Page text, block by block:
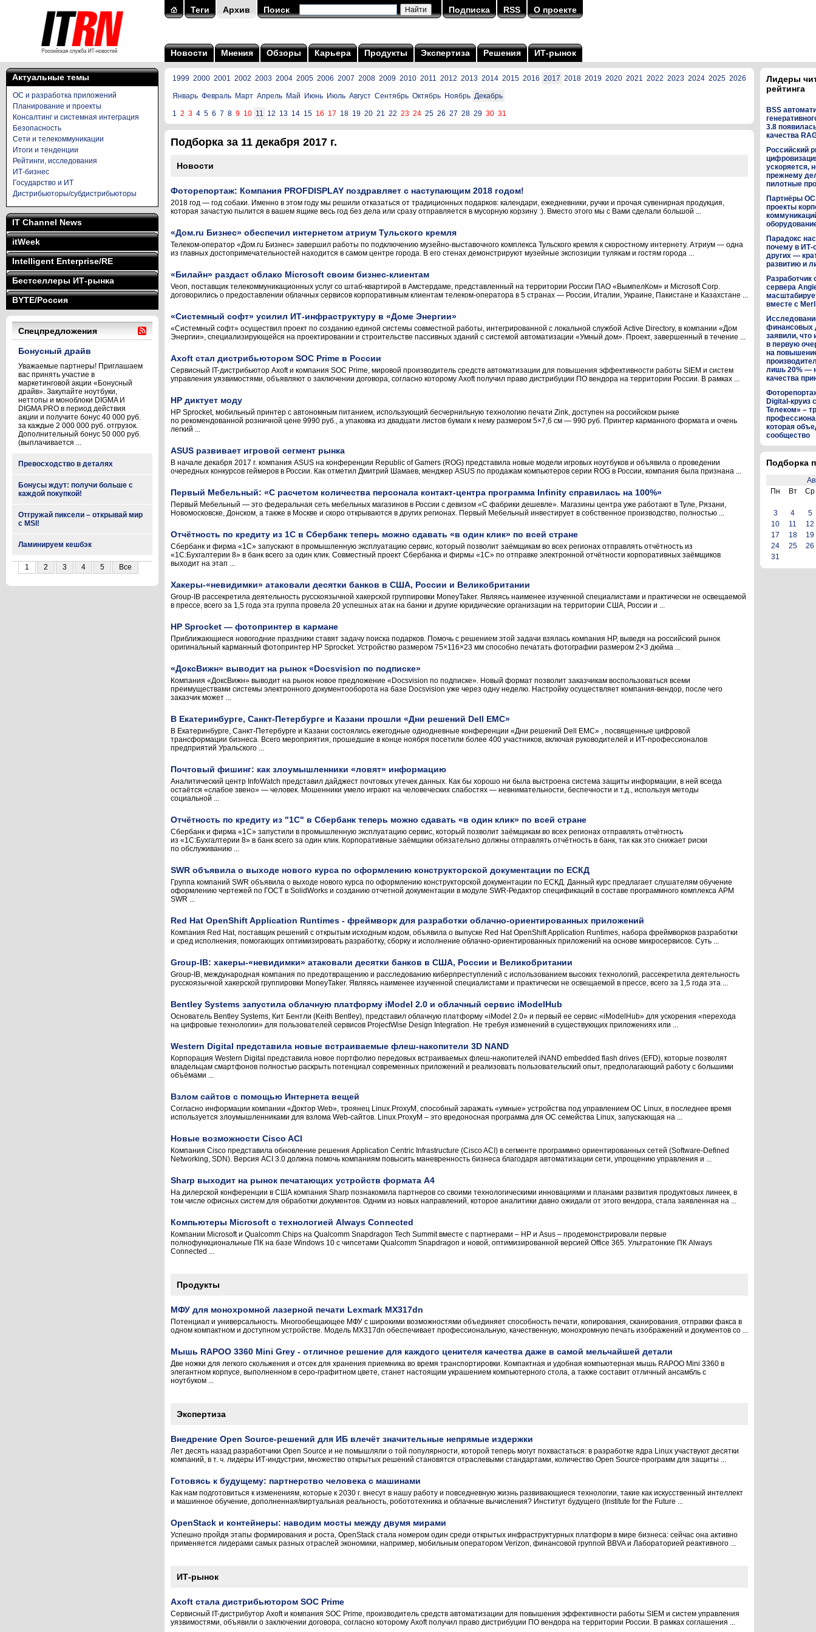
Теги Архив Поиск Подписка RSS О проекте
Новости Мнения Обзоры Карьера Продукты Экспертиза Решения ИТ-рынок
Актуальные темы
ОС и разработка приложений
Планирование и проекты
Консалтинг и системная интеграция
Безопасность
Сети и телекоммуникации
Итоги и тенденции
Рейтинги, исследования
ИТ-бизнес
Государство и ИТ
Дистрибьюторы/субдистрибьюторы
IT Channel News
itWeek
Intelligent Enterprise/RE
Бестселлеры ИТ-рынка
BYTE/Россия
Спецпредложения
Бонусный драйв
Уважаемые партнеры! Приглашаем
вас принять участие в
маркетинговой акции «Бонусный
драйв». Закупайте ноутбуки,
неттопы и моноблоки DIGMA И
DIGMA PRO в период действия
акции и получите бонус 40 000 руб.
за каждые 2 000 000 руб. отгрузок.
Дополнительный бонус 50 000 руб.
(выплачивается ...
Превосходство в деталях
Бонусы ждут: получи больше с
каждой покупкой!
Отгружай пиксели – открывай мир
с MSI!
Ламинируем кешбэк
1 2 3 4 5 Все
1999 2000 2001 2002 2003 2004 2005 2006 2007 2008 2009 2010 2011 2012 2013 2014 2015 2016 2017 2018 2019 2020 2021 2022 2023 2024 2025 2026
Январь Февраль Март Апрель Май Июнь Июль Август Сентябрь Октябрь Ноябрь Декабрь
1 2 3 4 5 6 7 8 9 10 11 12 13 14 15 16 17 18 19 20 21 22 23 24 25 26 27 28 29 30 31
Подборка за 11 декабря 2017 г.
Новости
Фоторепортаж: Компания PROFDISPLAY поздравляет с наступающим 2018 годом!
2018 год — год собаки. Именно в этом году мы решили отказаться от традиционных подарков: календари, ежедневники, ручки и прочая сувенирная продукция,
которая зачастую пылится в вашем ящике весь год без дела или сразу отправляется в мусорную корзину :). Вместо этого мы с Вами сделали большой ...
«Дом.ru Бизнес» обеспечил интернетом атриум Тульского кремля
Телеком-оператор «Дом.ru Бизнес» завершил работы по подключению музейно-выставочного комплекса Тульского кремля к скоростному интернету. Атриум — одна
из главных достопримечательностей находится в самом центре города. В его стенах демонстрируют музейные экспозиции тулякам и гостям города ...
«Билайн» раздаст облако Microsoft своим бизнес-клиентам
Veon, поставщик телекоммуникационных услуг со штаб-квартирой в Амстердаме, представленный на территории России ПАО «ВымпелКом» и Microsoft Corp.
договорились о предоставлении облачных сервисов корпоративным клиентам телеком-оператора в 5 странах — России, Италии, Украине, Пакистане и Казахстане ...
«Системный софт» усилил ИТ-инфраструктуру в «Доме Энергии»
«Системный софт» осуществил проект по созданию единой системы совместной работы, интегрированной с локальной службой Active Directory, в компании «Дом
Энергии», специализирующейся на проектировании и строительстве пассивных зданий с системой автоматизации «Умный дом». Проект, завершенный в течение ...
Axoft стал дистрибьютором SOC Prime в России
Сервисный IT-дистрибьютор Axoft и компания SOC Prime, мировой производитель средств автоматизации для повышения эффективности работы SIEM и систем
управления уязвимостями, объявляют о заключении договора, согласно которому Axoft получил право дистрибуции ПО вендора на территории России. В рамках ...
НР диктует моду
HP Sprocket, мобильный принтер с автономным питанием, использующий бесчернильную технологию печати Zink, доступен на российском рынке
по рекомендованной розничной цене 9990 руб., а упаковка из двадцати листов бумаги к нему размером 5×7,6 см — 990 руб. Принтер карманного формата и очень
легкий ...
ASUS развивает игровой сегмент рынка
В начале декабря 2017 г. компания ASUS на конференции Republic of Gamers (ROG) представила новые модели игровых ноутбуков и объявила о проведении
очередных конкурсов геймеров в России. Как отметил Дмитрий Шамаев, менджер ASUS по продажам компьютеров серии ROG в России, компания была признана ...
Первый Мебельный: «С расчетом количества персонала контакт-центра программа Infinity справилась на 100%»
Первый Мебельный — это федеральная сеть мебельных магазинов в России с девизом «С фабрики дешевле». Магазины центра уже работают в Туле, Рязани,
Новомосковске, Донском, а также в Москве и скоро открываются в других регионах. Первый Мебельный инвестирует в собственное производство, полностью ...
Отчётность по кредиту из 1С в Сбербанк теперь можно сдавать «в один клик» по всей стране
Сбербанк и фирма «1С» запускают в промышленную эксплуатацию сервис, который позволит заёмщикам во всех регионах отправлять отчётность из
«1С:Бухгалтерии 8» в банк всего за один клик. Совместный проект Сбербанка и фирмы «1С» по отправке электронной отчётности корпоративных заёмщиков
выходит на этап ...
Хакеры-«невидимки» атаковали десятки банков в США, России и Великобритании
Group-IB рассекретила деятельность русскоязычной хакерской группировки MoneyTaker. Являясь наименее изученной специалистами и практически не освещаемой
в прессе, всего за 1,5 года эта группа провела 20 успешных атак на банки и другие юридические организации на территории США, России и ...
HP Sprocket — фотопринтер в кармане
Приближающиеся новогодние праздники ставят задачу поиска подарков. Помочь с решением этой задачи взялась компания HP, выведя на российский рынок
оригинальный карманный фотопринтер HP Sprocket. Устройство размером 75×116×23 мм способно печатать фотографии размером 2×3 дюйма ...
«ДоксВижн» выводит на рынок «Docsvision по подписке»
Компания «ДоксВижн» выводит на рынок новое предложение «Docsvision по подписке». Новый формат позволит заказчикам воспользоваться всеми
преимуществами системы электронного документооборота на базе Docsvision уже через одну неделю. Настройку осуществляет компания-вендор, после чего
заказчик может ...
В Екатеринбурге, Санкт-Петербурге и Казани прошли «Дни решений Dell EMC»
В Екатеринбурге, Санкт-Петербурге и Казани состоялись ежегодные однодневные конференции «Дни решений Dell EMC» , посвященные цифровой
трансформации бизнеса. Всего мероприятия, прошедшие в конце ноября посетили более 400 участников, включая руководителей и ИТ-профессионалов
предприятий Уральского ...
Почтовый фишинг: как злоумышленники «ловят» информацию
Аналитический центр InfoWatch представил дайджест почтовых утечек данных. Как бы хорошо ни была выстроена система защиты информации, в ней всегда
остаётся «слабое звено» — человек. Мошенники умело играют на человеческих слабостях — невнимательности, беспечности и т.д., используя методы
социальной ...
Отчётность по кредиту из "1С" в Сбербанк теперь можно сдавать «в один клик» по всей стране
Сбербанк и фирма «1С» запустили в промышленную эксплуатацию сервис, который позволит заёмщикам во всех регионах отправлять отчётность
из «1С:Бухгалтерии 8» в банк всего за один клик. Корпоративные заёмщики обязательно должны отправлять отчётность в банк, так как это снижает риски
по обслуживанию ...
SWR объявила о выходе нового курса по оформлению конструкторской документации по ЕСКД
Группа компаний SWR объявила о выходе нового курса по оформлению конструкторской документации по ЕСКД. Данный курс предлагает слушателям обучение
оформлению чертежей по ГОСТ в SolidWorks и созданию отчетной документации в модуле SWR-Редактор спецификаций в составе программного комплекса АРМ
SWR ...
Red Hat OpenShift Application Runtimes - фреймворк для разработки облачно-ориентированных приложений
Компания Red Hat, поставщик решений с открытым исходным кодом, объявила о выпуске Red Hat OpenShift Application Runtimes, набора фреймворков разработки
и сред исполнения, помогающих оптимизировать разработку, сборку и исполнение облачно-ориентированных приложений на основе микросервисов. Суть ...
Group-IB: хакеры-«невидимки» атаковали десятки банков в США, России и Великобритании
Group-IB, международная компания по предотвращению и расследованию киберпреступлений с использованием высоких технологий, рассекретила деятельность
русскоязычной хакерской группировки MoneyTaker. Являясь наименее изученной специалистами и практически не освещаемой в прессе, всего за 1,5 года эта ...
Bentley Systems запустила облачную платформу iModel 2.0 и облачный сервис iModelHub
Основатель Bentley Systems, Кит Бентли (Keith Bentley), представил облачную платформу «iModel 2.0» и первый ее сервис «iModelHub» для ускорения «перехода
на цифровые технологии» для пользователей сервисов ProjectWise Design Integration. Не требуя изменений в существующих приложениях или ...
Western Digital представила новые встраиваемые флеш-накопители 3D NAND
Корпорация Western Digital представила новое портфолио передовых встраиваемых флеш-накопителей iNAND embedded flash drives (EFD), которые позволят
владельцам смартфонов полностью раскрыть потенциал современных приложений и реализовать пользовательский опыт, предполагающий работу с большими
объёмами ...
Взлом сайтов с помощью Интернета вещей
Согласно информации компании «Доктор Web», троянец Linux.ProxyM, способный заражать «умные» устройства под управлением ОС Linux, в последнее время
используется злоумышленниками для взлома Web-сайтов. Linux.ProxyM – это вредоносная программа для ОС семейства Linux, запускающая на ...
Новые возможности Cisco ACI
Компания Cisco представила обновление решения Application Centric Infrastructure (Cisco ACI) в сегменте программно ориентированных сетей (Software-Defined
Networking, SDN). Версия ACI 3.0 должна помочь компаниям повысить маневренность бизнеса благодаря автоматизации сети, упрощению управления и ...
Sharp выходит на рынок печатающих устройств формата А4
На дилерской конференции в США компания Sharp познакомила партнеров со своими технологическими инновациями и планами развития продуктовых линеек, в
том числе офисных систем для обработки документов. Одним из новых направлений, которое аналитики давно ожидали от этого вендора, стала заявленная на ...
Компьютеры Microsoft с технологией Always Connected
Компании Microsoft и Qualcomm Chips на Qualcomm Snapdragon Tech Summit вместе c партнерами – HP и Asus – продемонстрировали первые
полнофункциональные ПК на базе Windows 10 с чипсетами Qualcomm Snapdragon и новой, оптимизированной версией Office 365. Ультратонкие ПК Always
Connected ...
Продукты
МФУ для монохромной лазерной печати Lexmark MX317dn
Потенциал и универсальность. Многообещающее МФУ с широкими возможностями объединяет способность печати, копирования, сканирования, отправки факса в
одном компактном и доступном устройстве. Модель MX317dn обеспечивает профессиональную, качественную, монохромную печать изображений и документов со ...
Мышь RAPOO 3360 Mini Grey - отличное решение для каждого ценителя качества даже в самой мельчайшей детали
Две ножки для легкого скольжения и отсек для хранения приемника во время транспортировки. Компактная и удобная компьютерная мышь RAPOO Mini 3360 в
элегантном корпусе, выполненном в серо-графитном цвете, станет настоящим украшением компьютерного стола, а также составит отличный ансамбль с
ноутбуком ...
Экспертиза
Внедрение Open Source-решений для ИБ влечёт значительные непрямые издержки
Лет десять назад разработчики Open Source и не помышляли о той популярности, которой теперь могут похвастаться: в разработке ядра Linux участвуют десятки
компаний, в т. ч. лидеры ИТ-индустрии, множество открытых решений становятся отраслевыми стандартами, количество Open Source-программ для защиты ...
Готовясь к будущему: партнерство человека с машинами
Как нам подготовиться к изменениям, которые к 2030 г. внесут в нашу работу и повседневную жизнь развивающиеся технологии, такие как искусственный интеллект
и машинное обучение, дополненная/виртуальная реальность, робототехника и облачные вычисления? Институт будущего (Institute for the Future ...
OpenStack и контейнеры: наводим мосты между двумя мирами
Успешно пройдя этапы формирования и роста, OpenStack стала номером один среди открытых инфраструктурных платформ в мире бизнеса: сейчас она активно
применяется лидерами самых разных отраслей экономики, например, мобильным оператором Verizon, финансовой группой BBVA и Лабораторией реактивного ...
ИТ-рынок
Axoft стала дистрибьютором SOC Prime
Сервисный IT-дистрибутор Axoft и компания SOC Prime, производитель средств автоматизации для повышения эффективности работы SIEM и систем управления
уязвимостями, объявили о заключении договора, согласно которому Axoft получил право дистрибуции ПО вендора на территории России. В рамках соглашения ...
Лидеры
рейтинга
BSS
3.8
качества
Российский
ускоряется,
прежнему
пилотные
Партнёры
проекты
Парадокс
почему в ИТ-
других —
развитию и
Разработчик
сервера
вместе с
финансовых
заявили, что
в первую
на
лишь 20% —
качества
Digital-круиз
Телеком» –
которая
сообщество
Подборка
Пн
Вт Ср
3 4
5
10
11
12
17
18
19
24
25
26
31